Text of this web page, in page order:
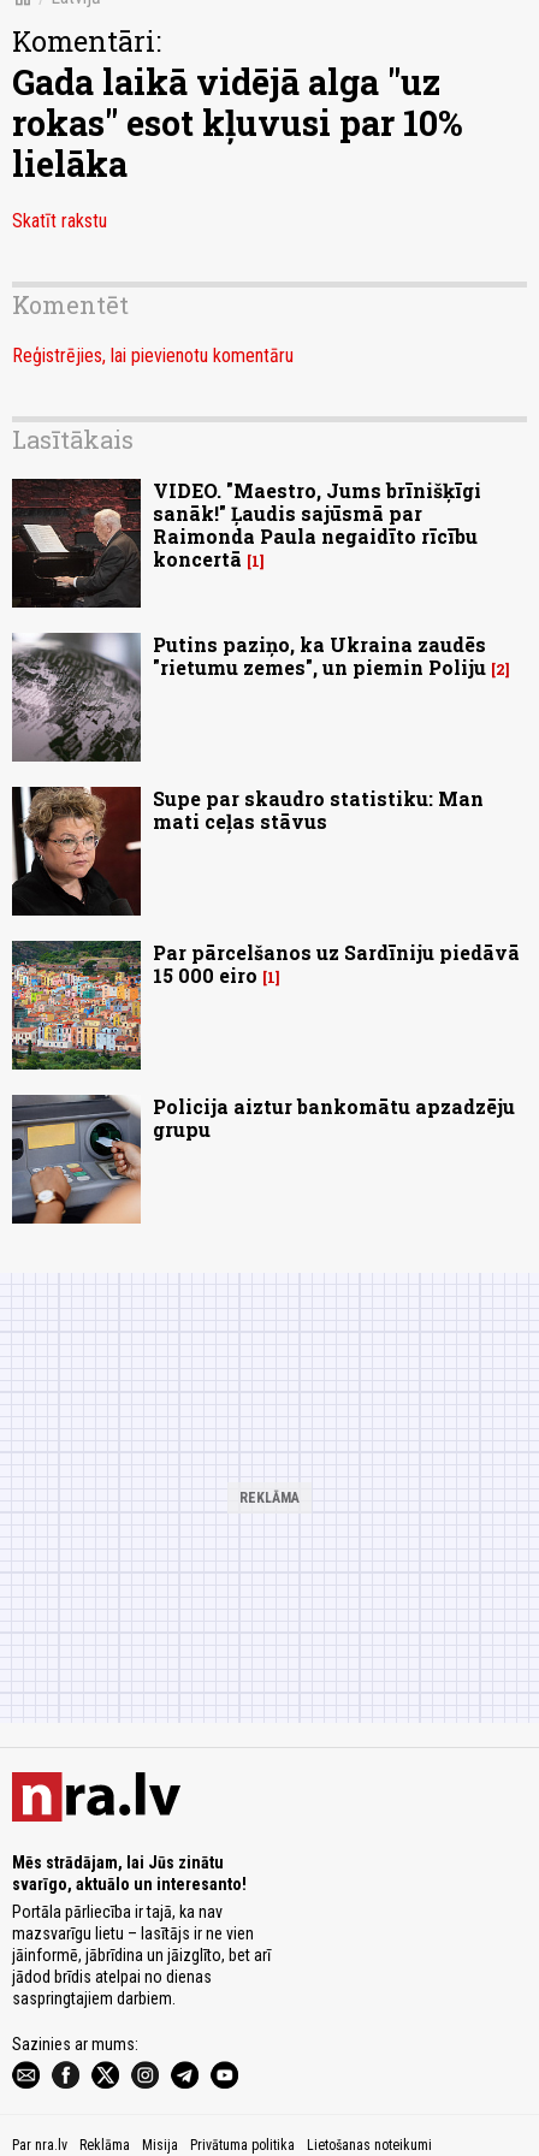
Komentāri:
Gada laikā vidējā alga "uz
rokas" esot kļuvusi par 10%
lielāka
Skatīt rakstu
Komentēt
Reģistrējies, lai pievienotu komentāru
Lasītākais
VIDEO. "Maestro, Jums brīnišķīgi
sanāk!" Ļaudis sajūsmā par
Raimonda Paula negaidīto rīcību
koncertā
1
Putins paziņo, ka Ukraina zaudēs
"rietumu zemes", un piemin Poliju 2
Supe par skaudro statistiku: Man
mati ceļas stāvus
Par pārcelšanos uz Sardīniju piedāvā
15 000 eiro
1
Policija aiztur bankomātu apzadzēju
grupu
Mēs strādājam, lai Jūs zinātu
svarīgo, aktuālo un interesanto!
Portāla pārliecība ir tajā, ka nav
mazsvarīgu lietu – lasītājs ir ne vien
jāinformē, jābrīdina un jāizglīto, bet arī
jādod brīdis atelpai no dienas
saspringtajiem darbiem.
Sazinies ar mums:
Par nra.lv Reklāma Misija Privātuma politika Lietošanas noteikumi